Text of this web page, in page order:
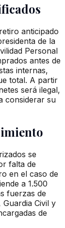
anticipado
de la
Personal
antes de
internas,
total. A partir
será ilegal,
considerar su
se
falta de
en el caso de
a 1.500
fuerzas de
Civil y
de